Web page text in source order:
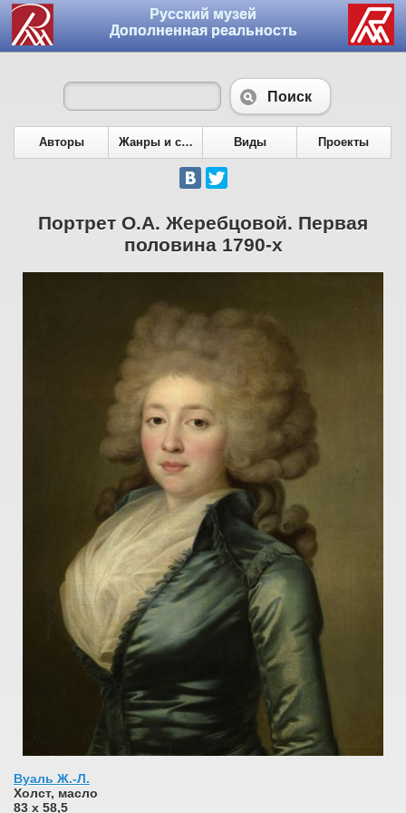
Русский музей
Дополненная реальность
Поиск
Авторы Жанры и сюжеты Виды Проекты
Портрет О.А. Жеребцовой. Первая
половина 1790-х
Вуаль Ж.-Л.
Холст, масло
83 х 58,5